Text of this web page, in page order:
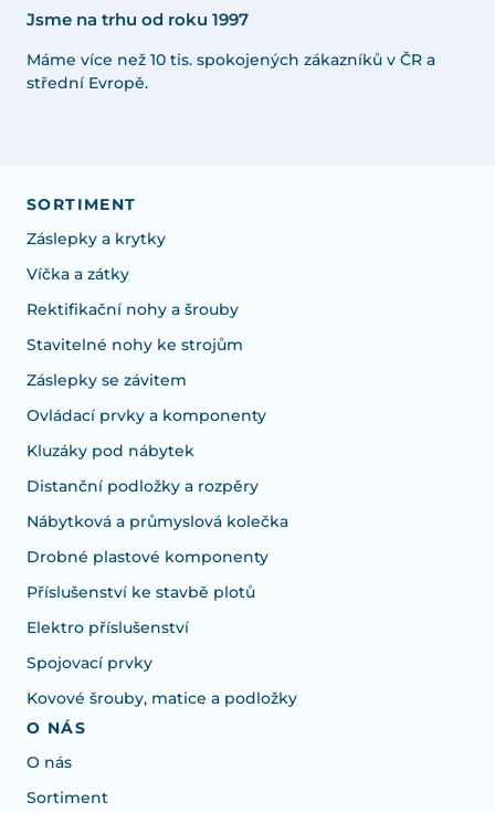
Jsme na trhu od roku 1997
Máme více než 10 tis. spokojených zákazníků v ČR a
střední Evropě.
SORTIMENT
Záslepky a krytky
Víčka a zátky
Rektifikační nohy a šrouby
Stavitelné nohy ke strojům
Záslepky se závitem
Ovládací prvky a komponenty
Kluzáky pod nábytek
Distanční podložky a rozpěry
Nábytková a průmyslová kolečka
Drobné plastové komponenty
Příslušenství ke stavbě plotů
Elektro příslušenství
Spojovací prvky
Kovové šrouby, matice a podložky
O NÁS
O nás
Sortiment